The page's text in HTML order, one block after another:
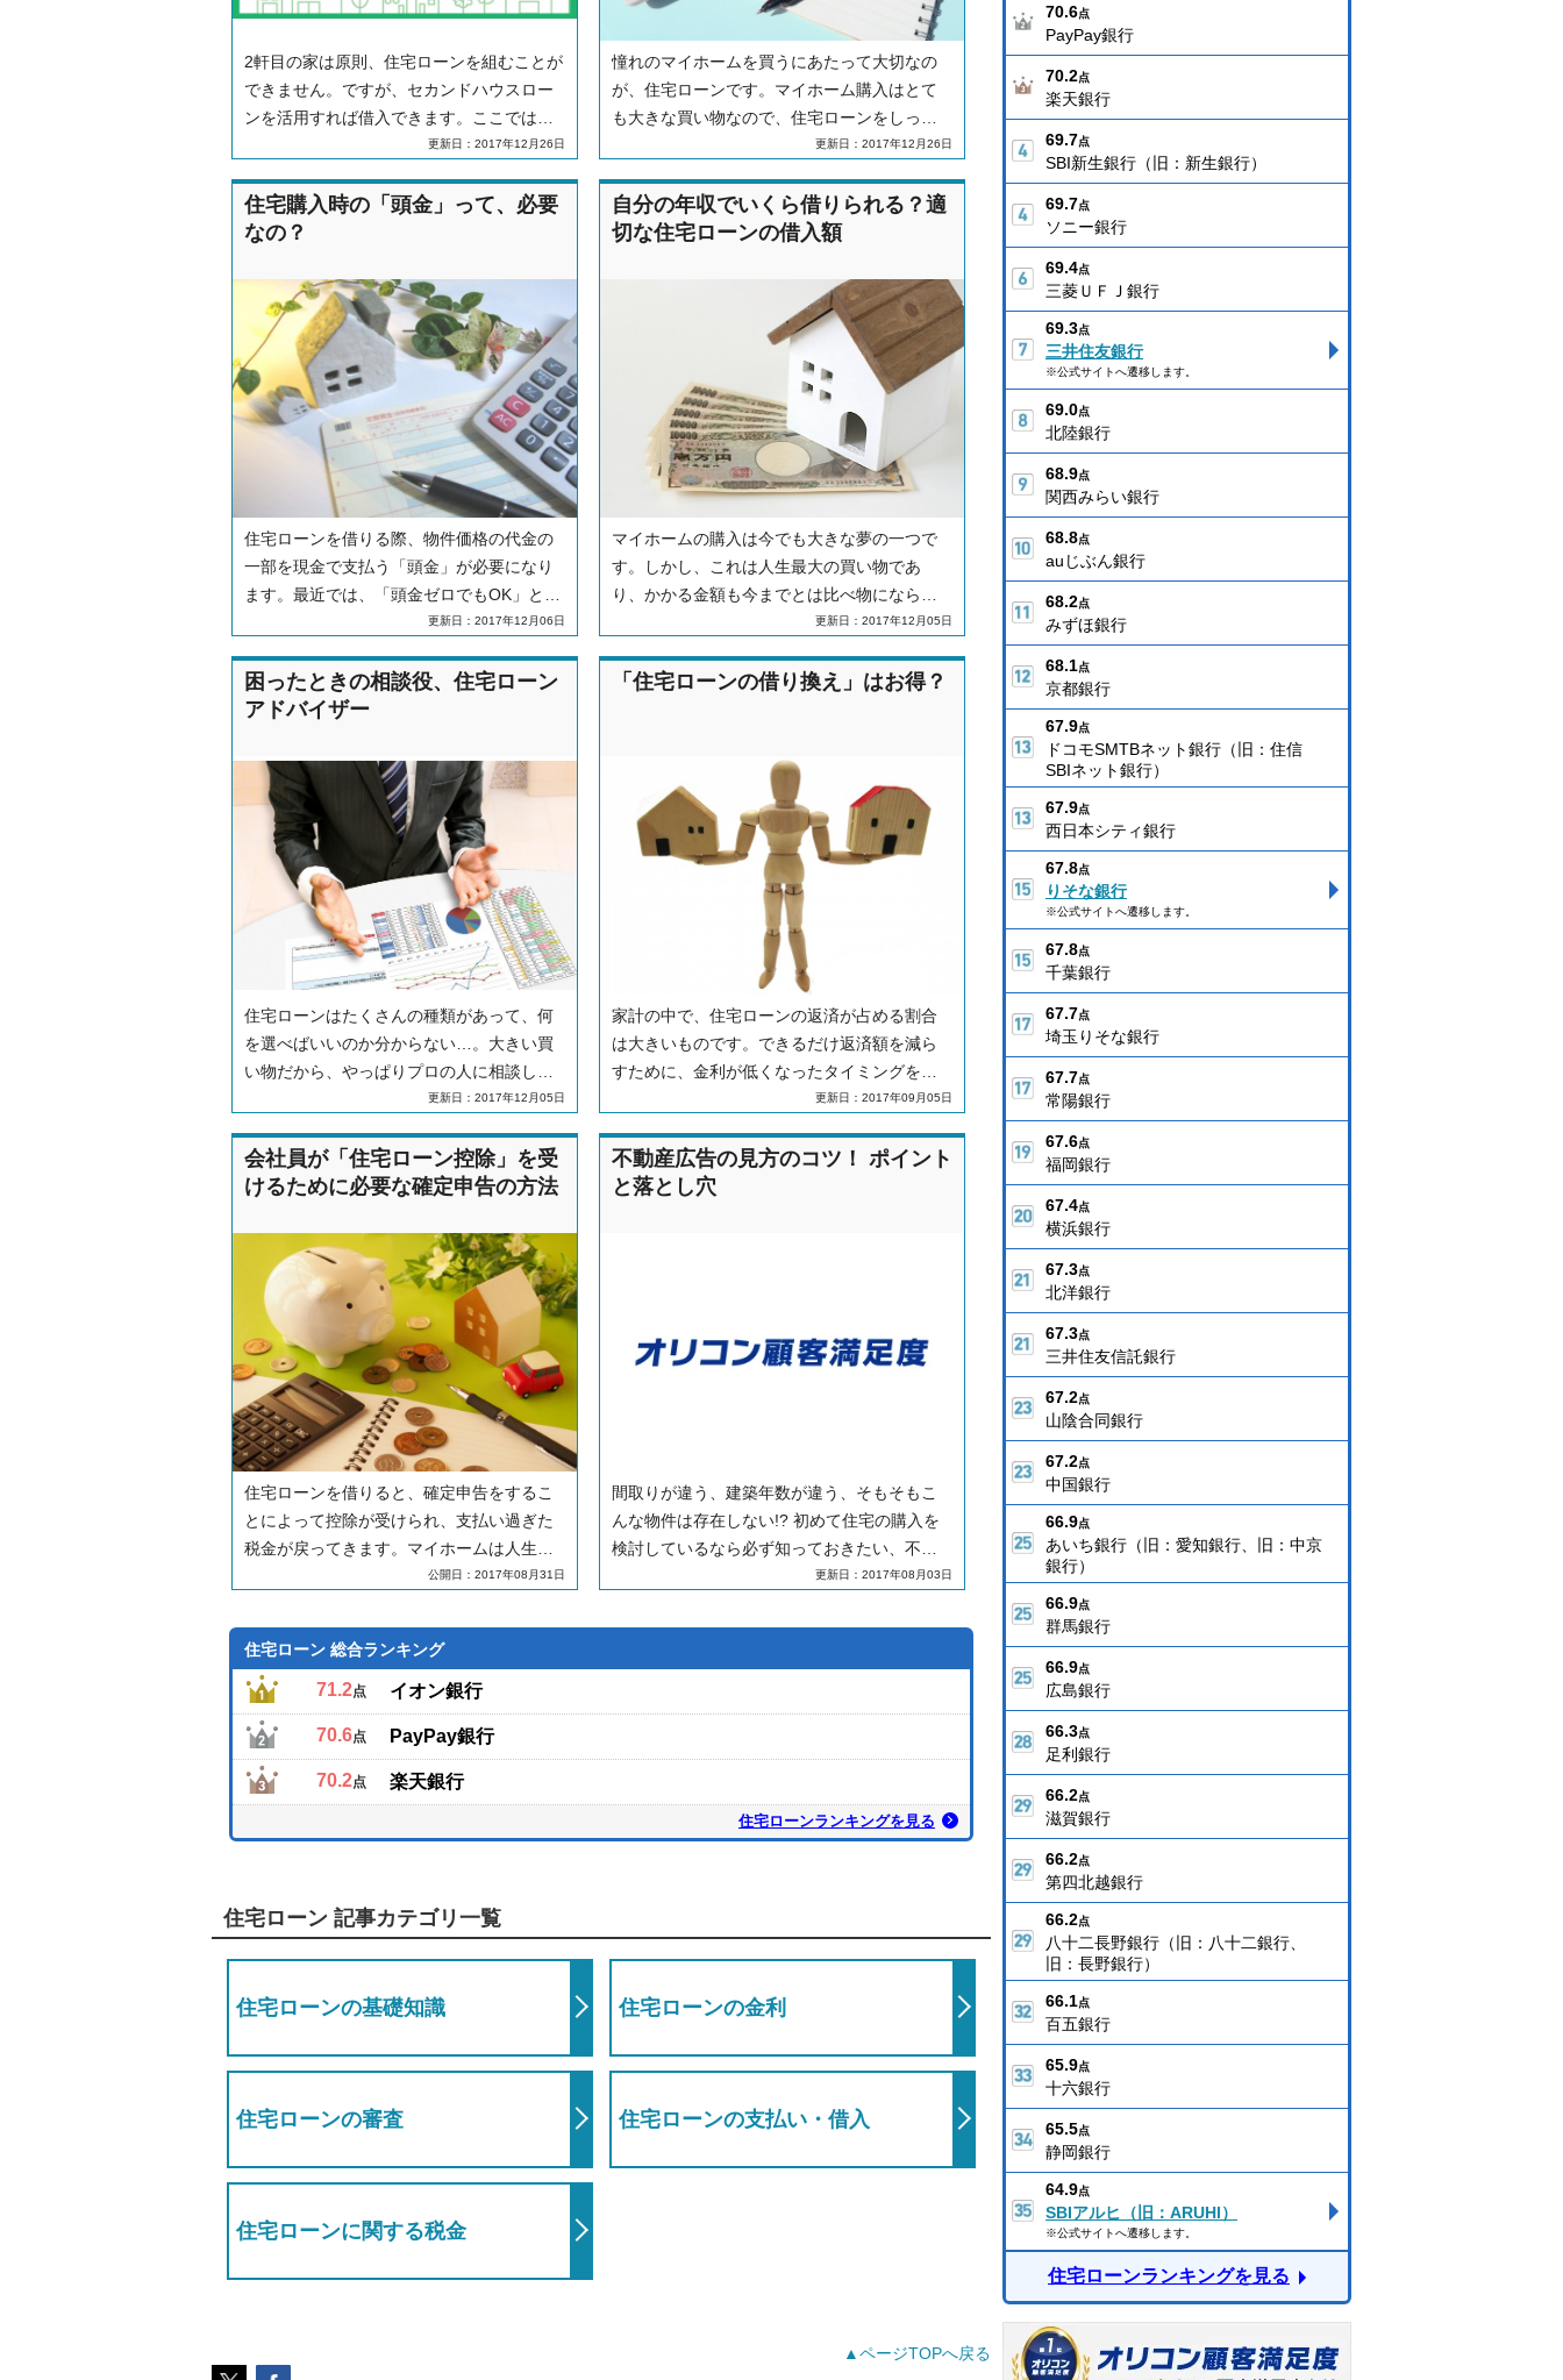
2軒目の家は原則、住宅ローンを組むことが
できません。ですが、セカンドハウスロー
ンを活用すれば借入できます。ここではセ
カンドハウスローンの特徴、住宅ローンや
す。
更新日：2017年12月26日
憧れのマイホームを買うにあたって大切なの
が、住宅ローンです。マイホーム購入はとて
も大きな買い物なので、住宅ローンをしっか
りと比較してから選ばないと何百万というお
ローンと一口に言っても様々な種類があるの
で、何を基準にどのような住宅ローンを選べ
いでしょうか。そこで、ここではどのような
項目を比較して住宅ローンを選べば良いのか
を紹介します。紹介する比較項目をしっかり
とチェックして、賢い買い物をしましょう！
更新日：2017年12月26日
住宅購入時の「頭金」って、必要
なの？
住宅ローンを借りる際、物件価格の代金の
一部を現金で支払う「頭金」が必要になり
ます。最近では、「頭金ゼロでもOK」とう
たっている広告も増えており、購入する側
ている状況と言えます。しかし、本当に頭
金はゼロでも良いのでしょうか？頭金の必
う。
更新日：2017年12月06日
自分の年収でいくら借りられる？適
切な住宅ローンの借入額
マイホームの購入は今でも大きな夢の一つで
す。しかし、これは人生最大の買い物であ
り、かかる金額も今までとは比べ物になら
ず、ローンを組むことは必至です。そのた
しなければいけません。そうすると、どの程
の自分の年収でどの程度借り入れればいいの
か丁寧に解説していきます。
更新日：2017年12月05日
困ったときの相談役、住宅ローン
アドバイザー
住宅ローンはたくさんの種類があって、何
を選べばいいのか分からない…。大きい買
い物だから、やっぱりプロの人に相談した
い。そんな悩みを解決してくれるのが、住
宅ローンアドバイザーとはどんな職業か、
そしてどうやったら住宅ローンアドバイザ
す。
更新日：2017年12月05日
「住宅ローンの借り換え」はお得？
家計の中で、住宅ローンの返済が占める割合
は大きいものです。できるだけ返済額を減ら
すために、金利が低くなったタイミングを狙
って住宅ローンの借り換えを検討している人
が一損をしたらと思うと、なかなか決断でき
ません。住宅ローンの借り換えが得なのか損
更新日：2017年09月05日
会社員が「住宅ローン控除」を受
けるために必要な確定申告の方法
住宅ローンを借りると、確定申告をするこ
とによって控除が受けられ、支払い過ぎた
税金が戻ってきます。マイホームは人生の
中でも一、二を争う大きな買い物ですか
のはうれしいことです。しかし、給与から
の天引きで税金を納めていることが多いサ
ラリーマンは、「確定申告なんてしたこと
がない」という人がほとんどではないでし
ょうか。ここでは、会社員がお得な「住宅
ローン控除」を受けるための確定申告の方
法についてご紹介します。
公開日：2017年08月31日
不動産広告の見方のコツ！ ポイント
と落とし穴
間取りが違う、建築年数が違う、そもそもこ
んな物件は存在しない!? 初めて住宅の購入を
検討しているなら必ず知っておきたい、不動
更新日：2017年08月03日
住宅ローン 総合ランキング
71.2点 イオン銀行
70.6点 PayPay銀行
70.2点 楽天銀行
住宅ローンランキングを見る
住宅ローン 記事カテゴリ一覧
住宅ローンの基礎知識 住宅ローンの金利
住宅ローンの審査 住宅ローンの支払い・借入
住宅ローンに関する税金
▲ページTOPへ戻る
70.6点
PayPay銀行
70.2点
楽天銀行
69.7点
SBI新生銀行（旧：新生銀行）
69.7点
ソニー銀行
69.4点
三菱ＵＦＪ銀行
69.3点
三井住友銀行
※公式サイトへ遷移します。
69.0点
北陸銀行
68.9点
関西みらい銀行
68.8点
auじぶん銀行
68.2点
みずほ銀行
68.1点
京都銀行
67.9点
ドコモSMTBネット銀行（旧：住信
SBIネット銀行）
67.9点
西日本シティ銀行
67.8点
りそな銀行
※公式サイトへ遷移します。
67.8点
千葉銀行
67.7点
埼玉りそな銀行
67.7点
常陽銀行
67.6点
福岡銀行
67.4点
横浜銀行
67.3点
北洋銀行
67.3点
三井住友信託銀行
67.2点
山陰合同銀行
67.2点
中国銀行
66.9点
あいち銀行（旧：愛知銀行、旧：中京
銀行）
66.9点
群馬銀行
66.9点
広島銀行
66.3点
足利銀行
66.2点
滋賀銀行
66.2点
第四北越銀行
66.2点
八十二長野銀行（旧：八十二銀行、
旧：長野銀行）
66.1点
百五銀行
65.9点
十六銀行
65.5点
静岡銀行
64.9点
SBIアルヒ（旧：ARUHI）
※公式サイトへ遷移します。
住宅ローンランキングを見る